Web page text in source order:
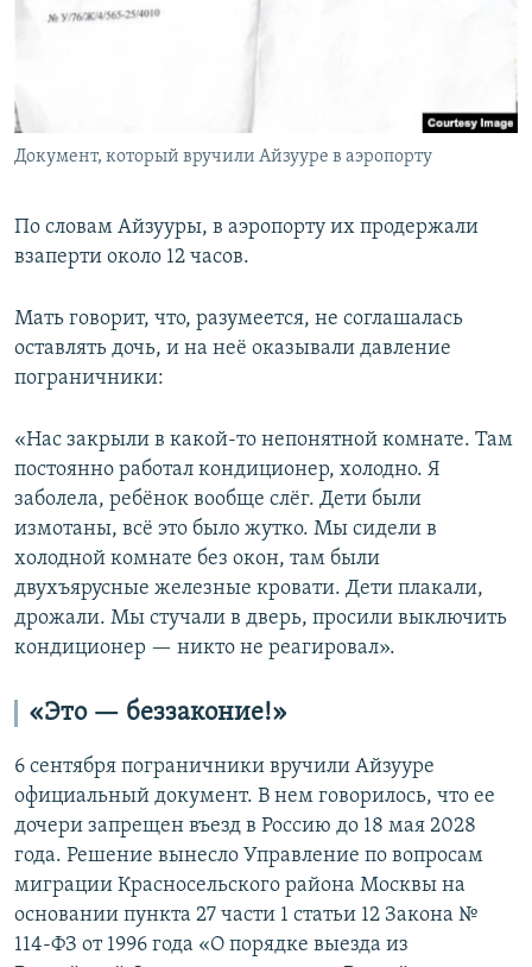
Документ, который вручили Айзууре в аэропорту
По словам Айзууры, в аэропорту их продержали
взаперти около 12 часов.
Мать говорит, что, разумеется, не соглашалась
оставлять дочь, и на неё оказывали давление
пограничники:
«Нас закрыли в какой-то непонятной комнате. Там
постоянно работал кондиционер, холодно. Я
заболела, ребёнок вообще слёг. Дети были
измотаны, всё это было жутко. Мы сидели в
холодной комнате без окон, там были
двухъярусные железные кровати. Дети плакали,
дрожали. Мы стучали в дверь, просили выключить
кондиционер — никто не реагировал».
«Это — беззаконие!»
6 сентября пограничники вручили Айзууре
официальный документ. В нем говорилось, что ее
дочери запрещен въезд в Россию до 18 мая 2028
года. Решение вынесло Управление по вопросам
миграции Красносельского района Москвы на
основании пункта 27 части 1 статьи 12 Закона №
114-ФЗ от 1996 года «О порядке выезда из